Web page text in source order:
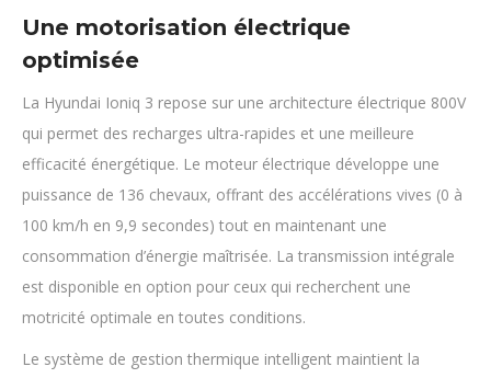
Une motorisation électrique
optimisée
La Hyundai Ioniq 3 repose sur une architecture électrique 800V
qui permet des recharges ultra-rapides et une meilleure
efficacité énergétique. Le moteur électrique développe une
puissance de 136 chevaux, offrant des accélérations vives (0 à
100 km/h en 9,9 secondes) tout en maintenant une
consommation d’énergie maîtrisée. La transmission intégrale
est disponible en option pour ceux qui recherchent une
motricité optimale en toutes conditions.
Le système de gestion thermique intelligent maintient la